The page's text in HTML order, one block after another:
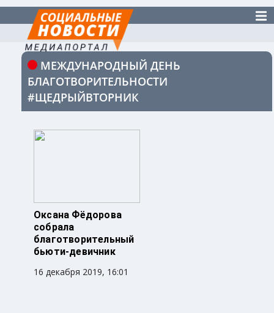
МЕЖДУНАРОДНЫЙ ДЕНЬ
БЛАГОТВОРИТЕЛЬНОСТИ
#ЩЕДРЫЙВТОРНИК
Оксана Фёдорова
собрала
благотворительный
бьюти-девичник
16 декабря 2019, 16:01